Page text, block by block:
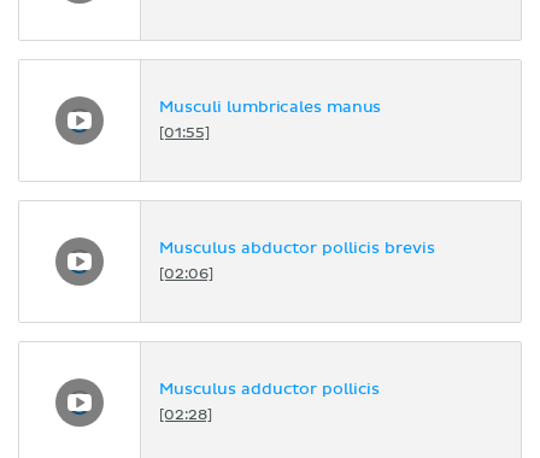
Musculi lumbricales manus
[01:55]
Musculus abductor pollicis brevis
[02:06]
Musculus adductor pollicis
[02:28]